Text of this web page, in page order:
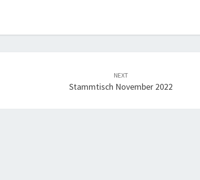
NEXT
Stammtisch November 2022